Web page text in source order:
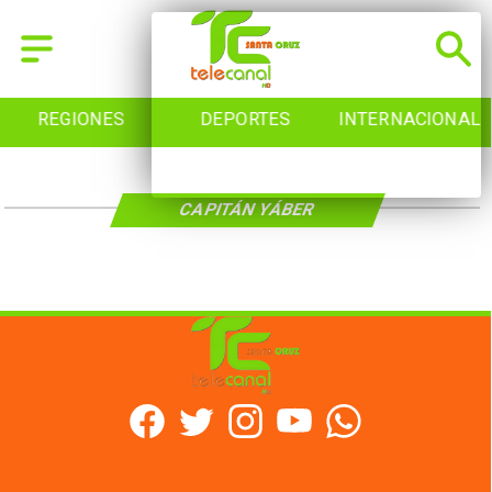
REGIONES DEPORTES INTERNACIONAL
CAPITÁN YÁBER